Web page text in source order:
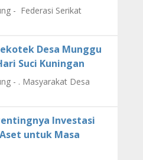
- Federasi Serikat
Desa Munggu
Suci Kuningan
- . Masyarakat Desa
Investasi
untuk Masa